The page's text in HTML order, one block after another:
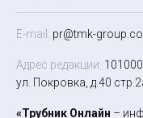
E-mail: pr@tmk-
Адрес редакции:
ул. Покровка, д.40
«Трубник Онлайн –